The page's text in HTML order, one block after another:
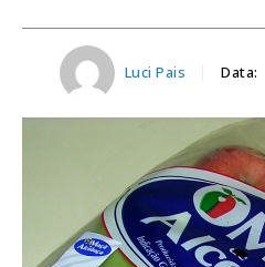
Luci Pais Data: